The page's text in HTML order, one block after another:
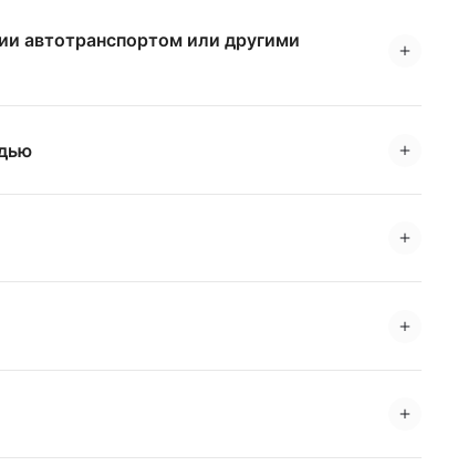
автотранспортом или другими